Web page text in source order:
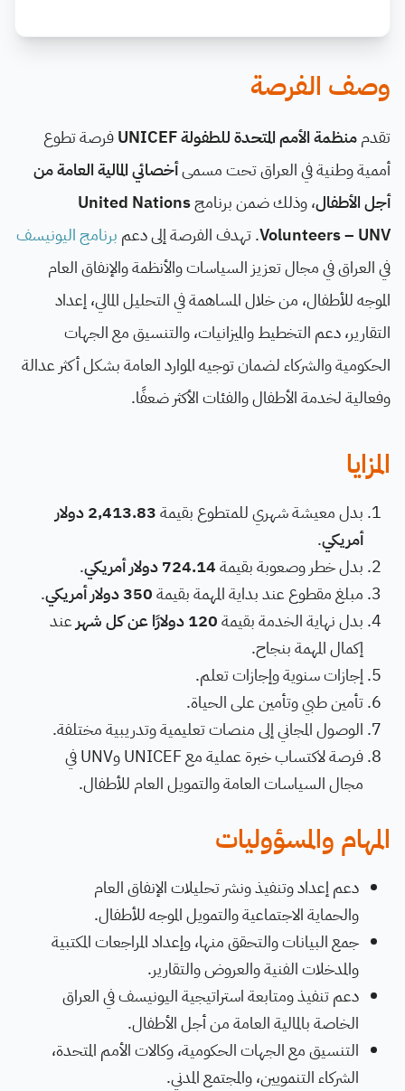
وصف الفرصة
تقدممنظمة الأمم المتحدة للطفولة UNICEF
فرصة تطوع
أممية وطنية في العراق تحت مسمىأخصائي المالية العامة من
أجل الأطفال، وذلك ضمن برنامجUnited Nations
Volunteers – UNV. تهدف الفرصة إلى دعم برنامج اليونيسف
في العراق في مجال تعزيز السياسات والأنظمة والإنفاق العام
الموجه للأطفال، من خلال المساهمة في التحليل المالي، إعداد
التقارير، دعم التخطيط والميزانيات، والتنسيق مع الجهات
الحكومية والشركاء لضمان توجيه الموارد العامة بشكل أكثر عدالة
وفعالية لخدمة الأطفال والفئات الأكثر ضعفًا.
المزايا
بدل معيشة شهري للمتطوع بقيمة
2,413.83 دولار
أمريكي.
بدل خطر وصعوبة بقيمة724.14 دولار أمريكي
.
مبلغ مقطوع عند بداية المهمة بقيمة350 دولار أمريكي
.
بدل نهاية الخدمة بقيمة120 دولارًا عن كل شهر
عند
إكمال المهمة بنجاح.
إجازات سنوية وإجازات تعلم.
تأمين طبي وتأمين على الحياة.
الوصول المجاني إلى منصات تعليمية وتدريبية مختلفة.
فرصة لاكتساب خبرة عملية مع UNICEF وUNV في
مجال السياسات العامة والتمويل العام للأطفال.
المهام والمسؤوليات
دعم إعداد وتنفيذ ونشر تحليلات الإنفاق العام
والحماية الاجتماعية والتمويل الموجه للأطفال.
جمع البيانات والتحقق منها، وإعداد المراجعات المكتبية
والمدخلات الفنية والعروض والتقارير.
دعم تنفيذ ومتابعة استراتيجية اليونيسف في العراق
الخاصة بالمالية العامة من أجل الأطفال.
التنسيق مع الجهات الحكومية، وكالات الأمم المتحدة،
الشركاء التنمويين، والمجتمع المدني.